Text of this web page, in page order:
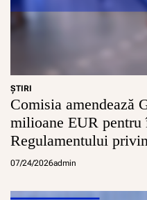
ŞTIRI
Comisia amendează
milioane EUR pentru
Regulamentului
07/24/2026admin